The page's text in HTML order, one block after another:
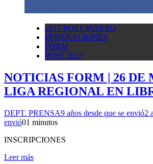
2017 POST MARZO
FEDERACIONES
FORM
POST 2017
NOTICIAS FORM | 26 DE
LIGA REGIONAL EN
DEPT. PRENSA9 años desde que se envió2
envió01 minutos
INSCRIPCIONES
Leer más